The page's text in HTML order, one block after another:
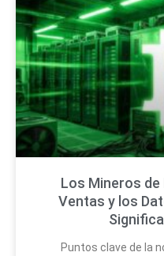
Los Mineros
Ventas y los
Puntos clave de la